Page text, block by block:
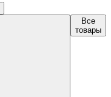
Все
товары